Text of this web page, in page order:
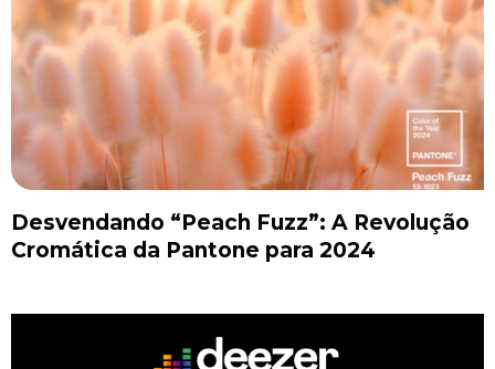
Desvendando “Peach Fuzz”: A Revolução
Cromática da Pantone para 2024